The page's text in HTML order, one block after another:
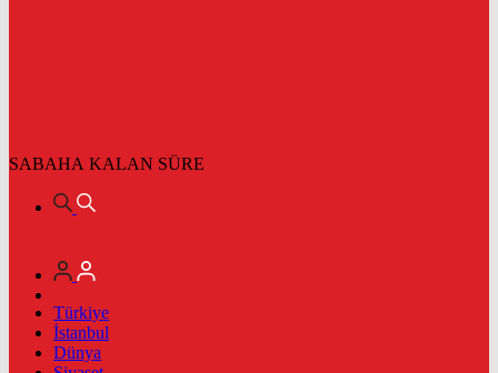
SABAHA KALAN SÜRE
Türkiye
İstanbul
Dünya